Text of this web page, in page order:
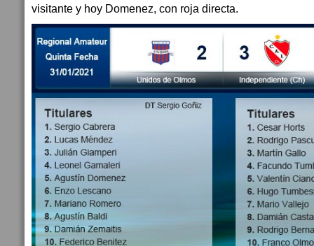
visitante y hoy Domenez, con roja directa.